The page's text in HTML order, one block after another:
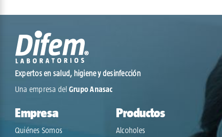
Expertos en salud, higiene y desinfección
Una empresa del Grupo Anasac
Empresa
Quiénes Somos
Productos
Alcoholes